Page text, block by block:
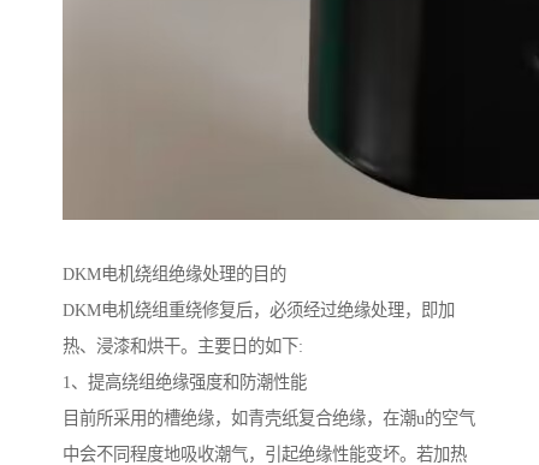
DKM电机绕组绝缘处理的目的
DKM电机绕组重绕修复后，必须经过绝缘处理，即加
热、浸漆和烘干。主要日的如下:
1、提高绕组绝缘强度和防潮性能
目前所采用的槽绝缘，如青壳纸复合绝缘，在潮u的空气
中会不同程度地吸收潮气，引起绝缘性能变坏。若加热